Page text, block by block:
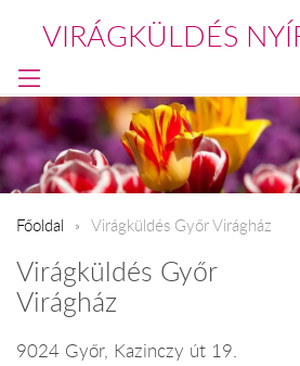
VIRÁGKÜLDÉS
Főoldal Virágküldés Győr Virágház
Virágküldés Győr
Virágház
9024 Győr, Kazinczy út 19.